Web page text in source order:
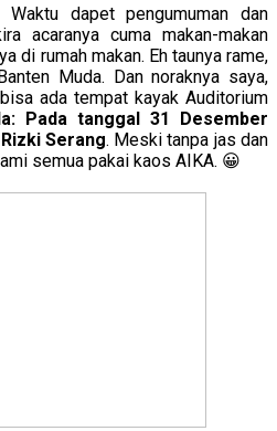
dapet pengumuman dan
acaranya cuma makan-makan
di rumah makan. Eh taunya rame,
Muda. Dan noraknya saya,
ada tempat kayak Auditorium
Pada tanggal 31 Desember
Rizki Serang. Meski tanpa jas dan
semua pakai kaos AIKA. 😀